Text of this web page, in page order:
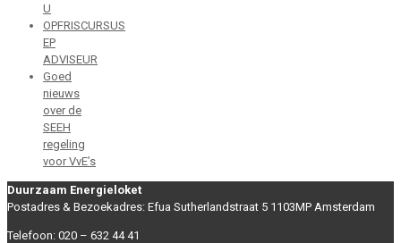
U
OPFRISCURSUS
EP
ADVISEUR
Goed
nieuws
over de
SEEH
regeling
voor VvE’s
Duurzaam Energieloket
Postadres & Bezoekadres: Efua Sutherlandstraat 5 1103MP Amsterdam
Telefoon: 020 – 632 44 41